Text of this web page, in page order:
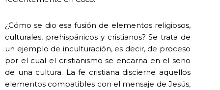
¿Cómo se dio esa fusión de elementos religiosos,
culturales, prehispánicos y cristianos? Se trata de
un ejemplo de inculturación, es decir, de proceso
por el cual el cristianismo se encarna en el seno
de una cultura. La fe cristiana discierne aquellos
elementos compatibles con el mensaje de Jesús,